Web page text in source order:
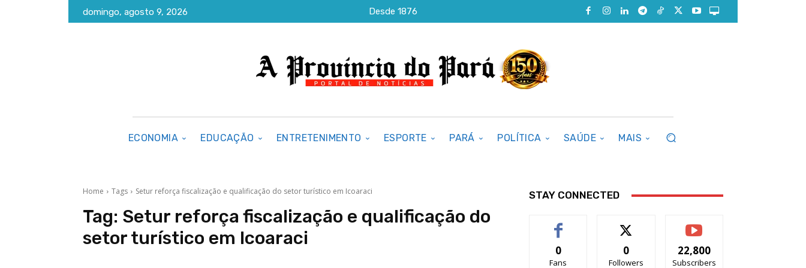
domingo, agosto 9, 2026 Desde 1876
ECONOMIA EDUCAÇÃO ENTRETENIMENTO ESPORTE PARÁ POLÍTICA SAÚDE MAIS
Home Tags Setur reforça fiscalização e qualificação do setor turístico em Icoaraci
Tag: Setur reforça fiscalização e qualificação do
setor turístico em Icoaraci
STAY CONNECTED
0
Fans
0
Followers
22,800
Subscribers